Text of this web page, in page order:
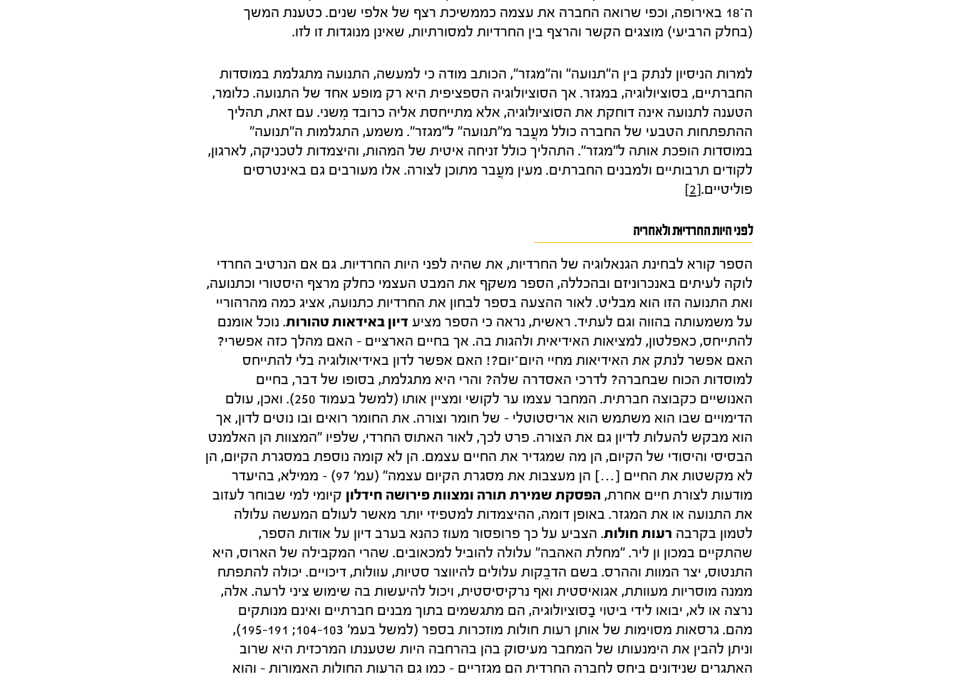
ה־18 באירופה, וכפי שרואה החברה את עצמה כממשיכת רצף של אלפי שנים. כטענת המשך
(בחלק הרביעי) מוצגים הקשר והרצף בין החרדיות למסורתיות, שאינן מנוגדות זו לזו.
למרות הניסיון לנתק בין ה"תנועה" וה"מגזר", הכותב מודה כי למעשה, התנועה מתגלמת במוסדות
החברתיים, בסוציולוגיה, במגזר. אך הסוציולוגיה הספציפית היא רק מופע אחד של התנועה. כלומר,
הטענה לתנועה אינה דוחקת את הסוציולוגיה, אלא מתייחסת אליה כרובד מִשני. עם זאת, תהליך
ההתפתחות הטבעי של החברה כולל מעֲבר מ"תנועה" ל"מגזר". משמע, התגלמות ה"תנועה"
במוסדות הופכת אותה ל"מגזר". התהליך כולל זניחה איטית של המהות, והיצמדות לטכניקה, לארגון,
לקודים תרבותיים ולמבנים החברתים. מעין מעֲבר מתוכן לצורה. אלו מעורבים גם באינטרסים
פוליטיים.[2]
לפני היות החרדיוּת ולאחריה
הספר קורא לבחינת הגנאלוגיה של החרדיות, את שהיה לפני היות החרדיות. גם אם הנרטיב החרדי
לוקה לעיתים באנכרוניזם ובהכללה, הספר משקף את המבט העצמי כחלק מרצף היסטורי וכתנועה,
ואת התנועה הזו הוא מבליט. לאור ההצעה בספר לבחון את החרדיות כתנועה, אציג כמה מהרהוריי
על משמעותה בהווה וגם לעתיד. ראשית, נראה כי הספר מציע דיון באידאות טהורות. נוכל אומנם
להתייחס, כאפלטון, למציאות האידיאית ולהגות בה. אך בחיים הארציים – האם מהלך כזה אפשרי?
האם אפשר לנתק את האידיאות מחיי היום־יום?! האם אפשר לדון באידיאולוגיה בלי להתייחס
למוסדות הכוח שבחברה? לדרכי האסדרה שלה? והרי היא מתגלמת, בסופו של דבר, בחיים
האנושיים כקבוצה חברתית. המחבר עצמו ער לקושי ומציין אותו (למשל בעמוד 250). ואכן, עולם
הדימויים שבו הוא משתמש הוא אריסטוטלי – של חומר וצורה. את החומר רואים ובו נוטים לדון, אך
הוא מבקש להעלות לדיון גם את הצורה. פרט לכך, לאור האתוס החרדי, שלפיו "המצוות הן האלמנט
הבסיסי והיסודי של הקיום, הן מה שמגדיר את החיים עצמם. הן לא קומה נוספת במסגרת הקיום, הן
לא מקשטות את החיים […] הן מעצבות את מסגרת הקיום עצמה" (עמ' 97) – ממילא, בהיעדר
מודעות לצורת חיים אחרת, הפסקת שמירת תורה ומצוות פירושה חידלון קיומי למי שבוחר לעזוב
את התנועה או את המגזר. באופן דומה, ההיצמדות למטפיזי יותר מאשר לעולם המעשה עלולה
לטמון בקרבה רעות חולות. הצביע על כך פרופסור מעוז כהנא בערב דיון על אודות הספר,
שהתקיים במכון ון ליר. "מחלת האהבה" עלולה להוביל למכאובים. שהרי המקבילה של הארוס, היא
התנטוס, יצר המוות וההרס. בשם הדבֵקות עלולים להיווצר סטיות, עוולות, דיכויים. יכולה להתפתח
ממנה מוסריות מעוותת, אגואיסטית ואף נרקיסיסטית, ויכול להיעשות בה שימוש ציני לרעה. אלה,
נרצה או לא, יבואו לידי ביטוי בַסוציולוגיה, הם מתגשמים בתוך מבנים חברתיים ואינם מנותקים
מהם. גרסאות מסוימות של אותן רעות חולות מוזכרות בספר (למשל בעמ' 103–104; 191–195),
וניתן להבין את הימנעותו של המחבר מעיסוק בהן בהרחבה היות שטענתו המרכזית היא שרוב
האתגרים שנידונים ביחס לחברה החרדית הם מגזריים – כמו גם הרעות החולות האמורות – והוא